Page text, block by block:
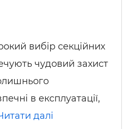
вибір секційних
чудовий захист
в експлуатації,
далі